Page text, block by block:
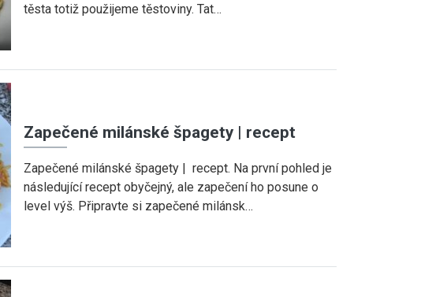
těsta totiž použijeme těstoviny. Tat…
Zapečené milánské špagety | recept
Zapečené milánské špagety | recept. Na první pohled je
následující recept obyčejný, ale zapečení ho posune o
level výš. Připravte si zapečené milánsk…